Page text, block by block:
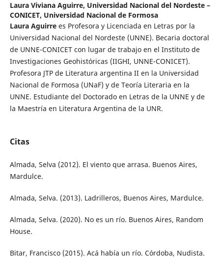
Laura Viviana Aguirre, Universidad Nacional del Nordeste –
CONICET, Universidad Nacional de Formosa
Laura Aguirrees Profesora y Licenciada en Letras por la
Universidad Nacional del Nordeste (UNNE). Becaria doctoral
de UNNE-CONICET con lugar de trabajo en el Instituto de
Investigaciones Geohistóricas (IIGHI, UNNE-CONICET).
Profesora JTP de Literatura argentina II en la Universidad
Nacional de Formosa (UNaF) y de Teoría Literaria en la
UNNE. Estudiante del Doctorado en Letras de la UNNE y de
la Maestría en Literatura Argentina de la UNR.
Citas
Almada, Selva (2012). El viento que arrasa. Buenos Aires,
Mardulce.
Almada, Selva. (2013). Ladrilleros, Buenos Aires, Mardulce.
Almada, Selva. (2020). No es un río. Buenos Aires, Random
House.
Bitar, Francisco (2015). Acá había un río. Córdoba, Nudista.